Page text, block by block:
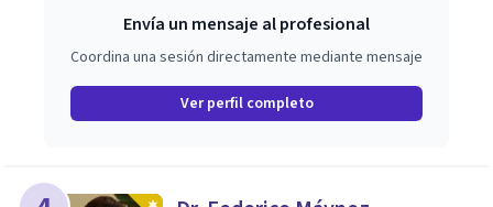
Envía un mensaje al profesional
Coordina una sesión directamente mediante mensaje
Ver perfil completo